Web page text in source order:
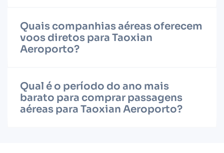
Quais companhias aéreas oferecem
voos diretos para Taoxian
Aeroporto?
Qual é o período do ano mais
barato para comprar passagens
aéreas para Taoxian Aeroporto?